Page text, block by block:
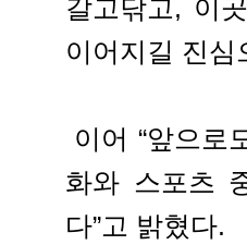
갈고닦고, 이
이어지길 진심
이어 “앞으로
화와 스포츠
다”고 밝혔다.